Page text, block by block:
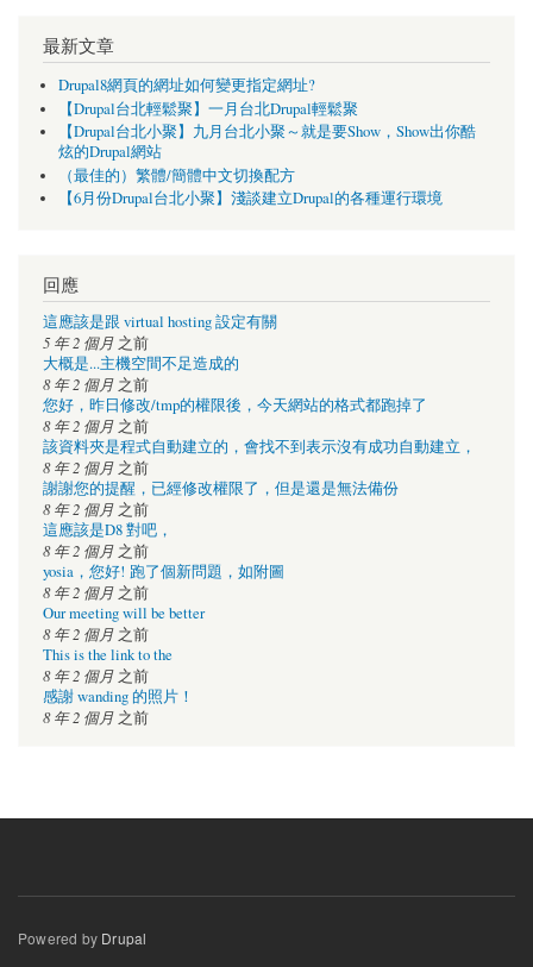
最新文章
Drupal8網頁的網址如何變更指定網址?
【Drupal台北輕鬆聚】一月台北Drupal輕鬆聚
【Drupal台北小聚】九月台北小聚～就是要Show，Show出你酷
炫的Drupal網站
（最佳的）繁體/簡體中文切換配方
【6月份Drupal台北小聚】淺談建立Drupal的各種運行環境
回應
這應該是跟 virtual hosting 設定有關
5 年 2 個月 之前
大概是...主機空間不足造成的
8 年 2 個月 之前
您好，昨日修改/tmp的權限後，今天網站的格式都跑掉了
8 年 2 個月 之前
該資料夾是程式自動建立的，會找不到表示沒有成功自動建立，
8 年 2 個月 之前
謝謝您的提醒，已經修改權限了，但是還是無法備份
8 年 2 個月 之前
這應該是D8 對吧，
8 年 2 個月 之前
yosia，您好! 跑了個新問題，如附圖
8 年 2 個月 之前
Our meeting will be better
8 年 2 個月 之前
This is the link to the
8 年 2 個月 之前
感謝 wanding 的照片！
8 年 2 個月 之前
Powered by Drupal